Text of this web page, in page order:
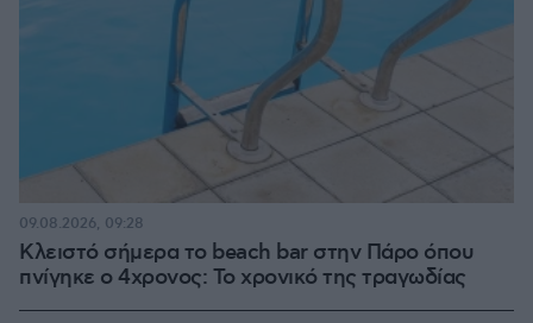
Κλειστό σήμερα το beach bar στην Πάρο όπου
πνίγηκε ο 4χρονος: Το χρονικό της τραγωδίας
09.08.2026, 09:28